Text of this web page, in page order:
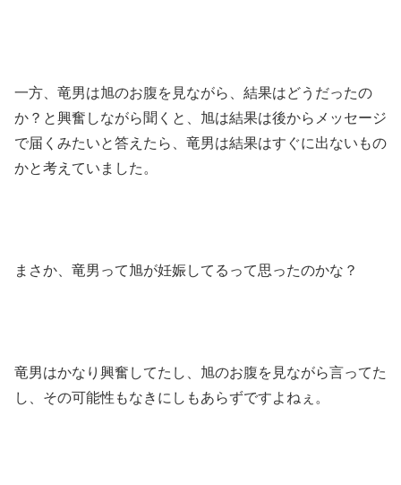
一方、竜男は旭のお腹を見ながら、結果はどうだったの
か？と興奮しながら聞くと、旭は結果は後からメッセージ
で届くみたいと答えたら、竜男は結果はすぐに出ないもの
かと考えていました。
まさか、竜男って旭が妊娠してるって思ったのかな？
竜男はかなり興奮してたし、旭のお腹を見ながら言ってた
し、その可能性もなきにしもあらずですよねぇ。